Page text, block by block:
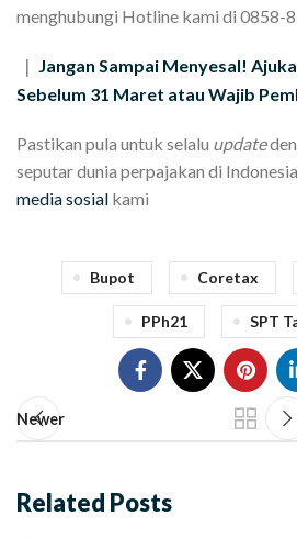
menghubungi Hotline kami di 0858-
| Jangan Sampai Menyesal!
Sebelum 31 Maret atau Wajib
Pastikan pula untuk selalu update
seputar dunia perpajakan di
media sosial kami
Bupot Coretax
PPh21 SPT
Newer
Related Posts